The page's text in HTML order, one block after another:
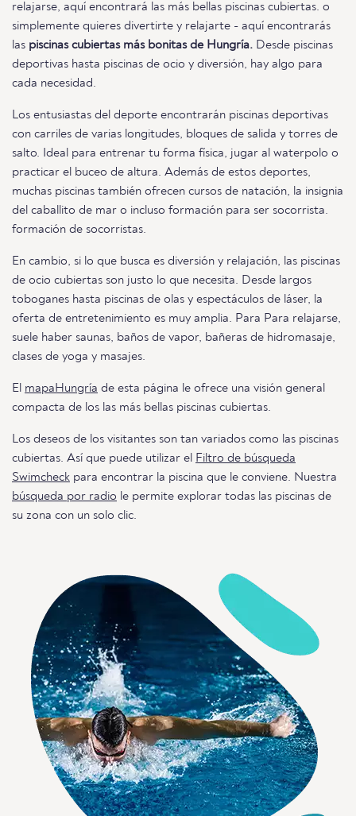
relajarse, aquí encontrará las más bellas piscinas cubiertas. o
simplemente quieres divertirte y relajarte - aquí encontrarás
las piscinas cubiertas más bonitas de Hungría. Desde piscinas
deportivas hasta piscinas de ocio y diversión, hay algo para
cada necesidad.
Los entusiastas del deporte encontrarán piscinas deportivas
con carriles de varias longitudes, bloques de salida y torres de
salto. Ideal para entrenar tu forma física, jugar al waterpolo o
practicar el buceo de altura. Además de estos deportes,
muchas piscinas también ofrecen cursos de natación, la insignia
del caballito de mar o incluso formación para ser socorrista.
formación de socorristas.
En cambio, si lo que busca es diversión y relajación, las piscinas
de ocio cubiertas son justo lo que necesita. Desde largos
toboganes hasta piscinas de olas y espectáculos de láser, la
oferta de entretenimiento es muy amplia. Para Para relajarse,
suele haber saunas, baños de vapor, bañeras de hidromasaje,
clases de yoga y masajes.
El mapaHungría de esta página le ofrece una visión general
compacta de los las más bellas piscinas cubiertas.
Los deseos de los visitantes son tan variados como las piscinas
cubiertas. Así que puede utilizar el Filtro de búsqueda
Swimcheck para encontrar la piscina que le conviene. Nuestra
búsqueda por radio le permite explorar todas las piscinas de
su zona con un solo clic.